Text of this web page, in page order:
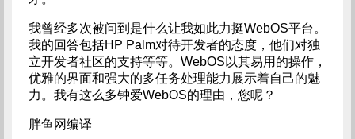
我曾经多次被问到是什么让我如此力挺WebOS平台。
我的回答包括HP Palm对待开发者的态度，他们对独
立开发者社区的支持等等。WebOS以其易用的操作，
优雅的界面和强大的多任务处理能力展示着自己的魅
力。我有这么多钟爱WebOS的理由，您呢？
胖鱼网编译